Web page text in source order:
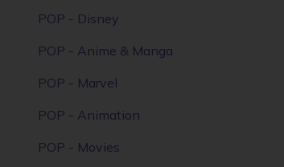
POP - Disney
POP - Anime & Manga
POP - Marvel
POP - Animation
POP - Movies